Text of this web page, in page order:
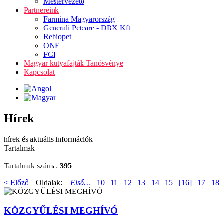
Partnereink
Farmina Magyarország
Generali Petcare - DBX Kft
Rebiopet
ONE
FCI
Magyar kutyafajták Tanösvénye
Kapcsolat
Hírek
hírek és aktuális információk
Tartalmak
Tartalmak száma: 395
< Előző | Oldalak: Első… 10 11 12 13 14 15 [16] 17 18
KÖZGYŰLÉSI MEGHÍVÓ